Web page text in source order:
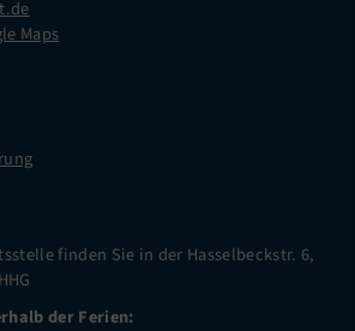
Maps
finden Sie in der Hasselbeckstr. 6,
der Ferien: